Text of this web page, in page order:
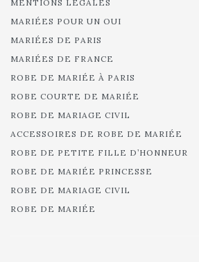
MENTIONS LÉGALES
MARIÉES POUR UN OUI
MARIÉES DE PARIS
MARIÉES DE FRANCE
ROBE DE MARIÉE À PARIS
ROBE COURTE DE MARIÉE
ROBE DE MARIAGE CIVIL
ACCESSOIRES DE ROBE DE MARIÉE
ROBE DE PETITE FILLE D’HONNEUR
ROBE DE MARIÉE PRINCESSE
ROBE DE MARIAGE CIVIL
ROBE DE MARIÉE